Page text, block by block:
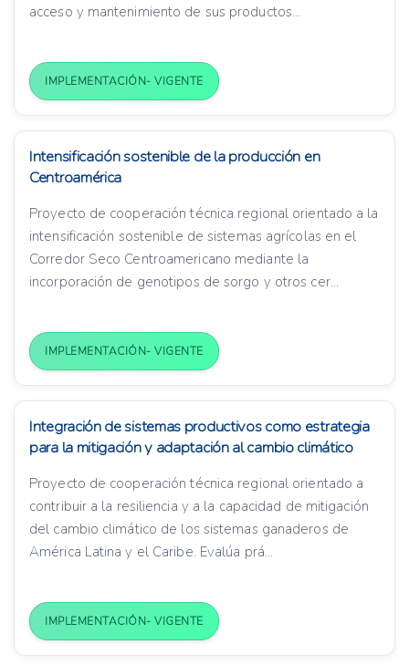
acceso y mantenimiento de sus productos...
IMPLEMENTACIÓN- VIGENTE
Intensificación sostenible de la producción en
Centroamérica
Proyecto de cooperación técnica regional orientado a la
intensificación sostenible de sistemas agrícolas en el
Corredor Seco Centroamericano mediante la
incorporación de genotipos de sorgo y otros cer...
IMPLEMENTACIÓN- VIGENTE
Integración de sistemas productivos como estrategia
para la mitigación y adaptación al cambio climático
Proyecto de cooperación técnica regional orientado a
contribuir a la resiliencia y a la capacidad de mitigación
del cambio climático de los sistemas ganaderos de
América Latina y el Caribe. Evalúa prá...
IMPLEMENTACIÓN- VIGENTE